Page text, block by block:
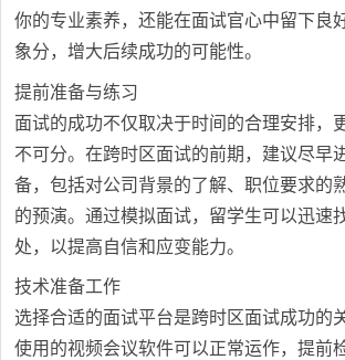
你的专业素养，还能在面试官心中留下良
象分，增大后续成功的可能性。
提前准备与练习
面试的成功不仅取决于时间的合理安排，
不可分。在跨时区面试的前期，建议尽早
备，包括对公司背景的了解、职位要求的
的预演。通过模拟面试，留学生可以迅速
处，以提高自信和应变能力。
技术准备工作
选择合适的面试平台是跨时区面试成功的
使用的视频会议软件可以正常运作，提前